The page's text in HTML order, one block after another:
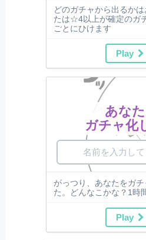
どのガチャから出るか
たは☆4以上が確定のガ
ごとにひけます
Play
あな
ガチャ化
がっつり、あなたをガ
た。どんなこかな？1時
Play